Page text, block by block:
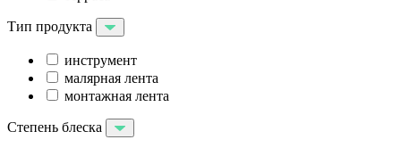
Тип продукта
инструмент
малярная лента
монтажная лента
Степень блеска